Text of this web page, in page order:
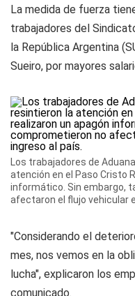
La medida de fuerza
trabajadores del
la República Argentina
Sueiro, por mayores
Los trabajadores de
atención en el Paso Cristo
informático. Sin embargo,
afectaron el flujo vehicular
"Considerando el
mes, nos vemos en la
lucha", explicaron los
comunicado.